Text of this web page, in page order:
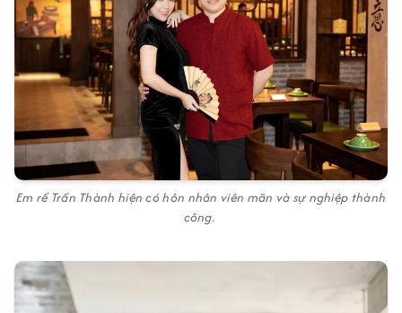
Em rể Trấn Thành hiện có hôn nhân viên mãn và sự nghiệp thành
công.